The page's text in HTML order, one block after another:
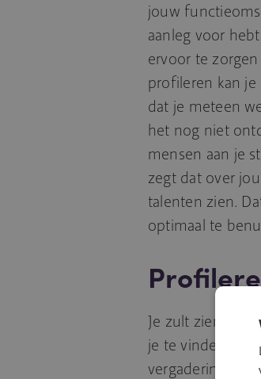
jouw
aanleg voor
ervoor te
profileren kan
dat je meteen
het nog niet
mensen aan je
zegt dat over
talenten zien.
optimaal te
Je zult zien dat
je te vinden
vergadering